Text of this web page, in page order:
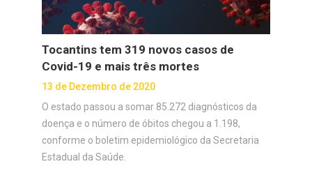
Tocantins tem 319 novos casos de
Covid-19 e mais três mortes
13 de Dezembro de 2020
O estado passou a somar 85.272 diagnósticos da
doença e o número de óbitos chegou a 1.198,
conforme o boletim epidemiológico da Secretaria
Estadual da Saúde.